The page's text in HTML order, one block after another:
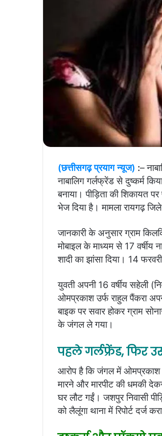
(छत्तीसगढ़ प्रयाग न्यूज) :–
नाबालिग गर्लफ्रेंड से दुष्कर्म
बनाया। पीड़िता की शिकायत
भेज दिया है। मामला रायगढ़
जानकारी के अनुसार ग्राम
मोबाइल के माध्यम से 17 वर्षीय
शादी का झांसा दिया। 14
युवती अपनी 16 वर्षीय सहेली
ओमप्रकाश उर्फ राहुल पैंकरा
बाइक पर सवार होकर ग्राम
के जंगल ले गया।
पहले गर्लफ्रेंड, फिर
आरोप है कि जंगल में ओमप्रकाश
मारने और मारपीट की धमकी
घर लौट गईं। जशपुर निवासी
को लैलूंगा थाना में रिपोर्ट दर्ज